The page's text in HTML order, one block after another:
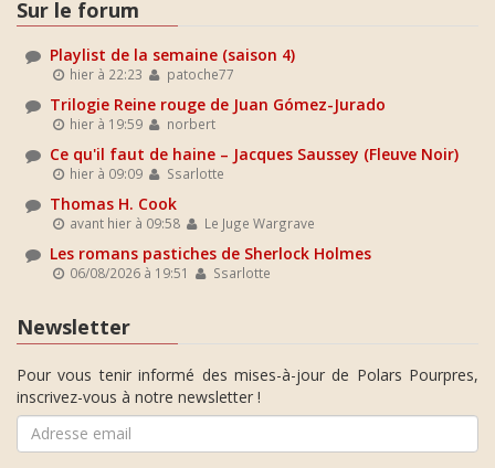
Sur le forum
Playlist de la semaine (saison 4)
hier à 22:23 patoche77
Trilogie Reine rouge de Juan Gómez-Jurado
hier à 19:59 norbert
Ce qu'il faut de haine – Jacques Saussey (Fleuve Noir)
hier à 09:09 Ssarlotte
Thomas H. Cook
avant hier à 09:58 Le Juge Wargrave
Les romans pastiches de Sherlock Holmes
06/08/2026 à 19:51 Ssarlotte
Newsletter
Pour vous tenir informé des mises-à-jour de Polars Pourpres,
inscrivez-vous à notre newsletter !